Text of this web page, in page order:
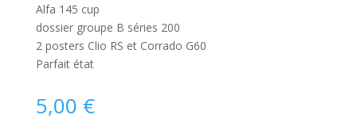
Alfa 145 cup
dossier groupe B séries 200
2 posters Clio RS et Corrado G60
Parfait état
5,00 €